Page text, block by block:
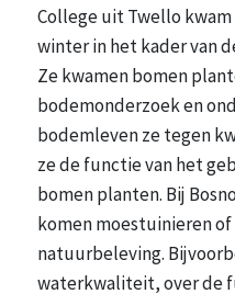
College uit Twello
winter in het kader van
Ze kwamen bomen
bodemonderzoek en
bodemleven ze tegen
ze de functie van het
bomen planten. Bij
komen moestuinieren
natuurbeleving.
waterkwaliteit, over de